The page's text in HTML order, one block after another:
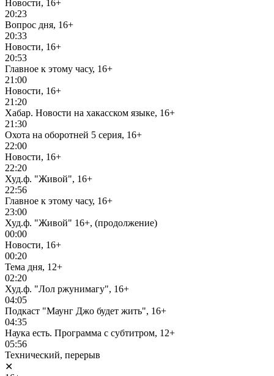
Новости, 16+
20:23
Вопрос дня, 16+
20:33
Новости, 16+
20:53
Главное к этому часу, 16+
21:00
Новости, 16+
21:20
Хабар. Новости на хакасском языке, 16+
21:30
Охота на оборотней 5 серия, 16+
22:00
Новости, 16+
22:20
Худ.ф. "Живой", 16+
22:56
Главное к этому часу, 16+
23:00
Худ.ф. "Живой" 16+, (продолжение)
00:00
Новости, 16+
00:20
Тема дня, 12+
02:20
Худ.ф. "Лол ржунимагу", 16+
04:05
Подкаст "Маунг Джо будет жить", 16+
04:35
Наука есть. Программа с субтитром, 12+
05:56
Технический, перерыв
✕